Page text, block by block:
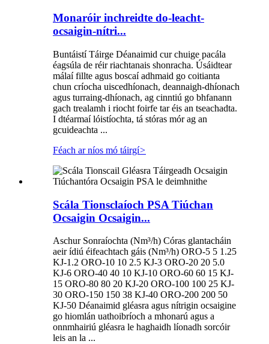
Monaróir inchreidte do-leacht-
ocsaigin-nítri...
Buntáistí Táirge Déanaimid cur chuige pacála
éagsúla de réir riachtanais shonracha. Úsáidtear
málaí fillte agus boscaí adhmaid go coitianta
chun críocha uiscedhíonach, deannaigh-dhíonach
agus turraing-dhíonach, ag cinntiú go bhfanann
gach trealamh i riocht foirfe tar éis an tseachadta.
I dtéarmaí lóistíochta, tá stóras mór ag an
gcuideachta ...
Féach ar níos mó táirgí>
Scála Tionsclaíoch PSA Tiúchan
Ocsaigin Ocsaigin...
Aschur Sonraíochta (Nm³/h) Córas glantacháin
aeir ídiú éifeachtach gáis (Nm³/h) ORO-5 5 1.25
KJ-1.2 ORO-10 10 2.5 KJ-3 ORO-20 20 5.0
KJ-6 ORO-40 40 10 KJ-10 ORO-60 60 15 KJ-
15 ORO-80 80 20 KJ-20 ORO-100 100 25 KJ-
30 ORO-150 150 38 KJ-40 ORO-200 200 50
KJ-50 Déanaimid gléasra agus nítrigin ocsaigine
go hiomlán uathoibríoch a mhonarú agus a
onnmhairiú gléasra le haghaidh líonadh sorcóir
leis an la ...